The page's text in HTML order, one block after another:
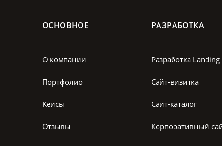
ОСНОВНОЕ
О компании
Портфолио
Кейсы
Отзывы
РАЗРАБОТКА
Разработка Landing
Сайт-визитка
Сайт-каталог
Корпоративный